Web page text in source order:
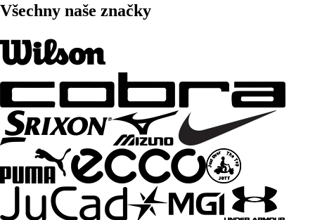
Všechny naše značky